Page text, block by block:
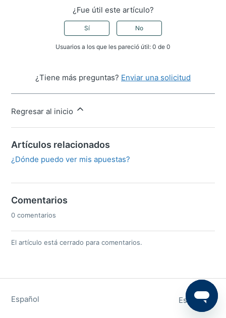
¿Fue útil este artículo?
Sí No
Usuarios a los que les pareció útil: 0 de 0
¿Tiene más preguntas? Enviar una solicitud
Regresar al inicio
Artículos relacionados
¿Dónde puedo ver mis apuestas?
Comentarios
0 comentarios
El artículo está cerrado para comentarios.
Español Español